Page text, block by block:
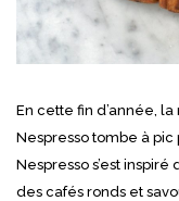
En cette fin d’année,
Nespresso tombe à pic
Nespresso s’est
des cafés ronds et